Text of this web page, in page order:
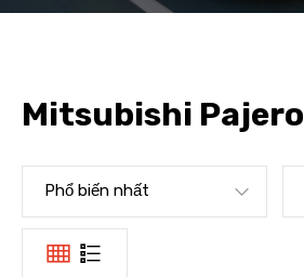
Mitsubishi Pajero
Phổ biến nhất